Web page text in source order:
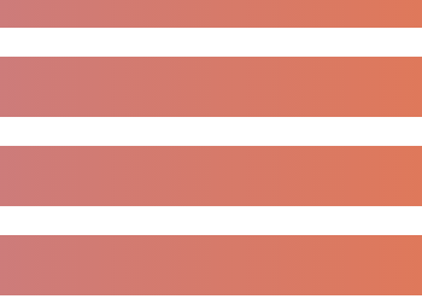
και βίντεο.
μας λειτουργεί μόνο με δημόσιες αναρτήσεις.
να κατεβάσετε όλες μαζί και μετά να